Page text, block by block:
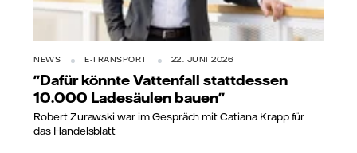
NEWS E-TRANSPORT 22. JUNI 2026
"Dafür könnte Vattenfall stattdessen
10.000 Ladesäulen bauen"
Robert Zurawski war im Gespräch mit Catiana Krapp für
das Handelsblatt